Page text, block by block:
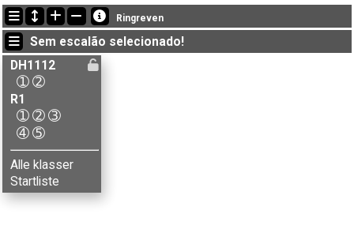
Últimas atualizações
14:27:44: Aksel Krogstie (R1-5) terminou com o tempo de 199:35 (21)
14:27:44: Hanne M. Jørgensen (R1-5) terminou com o tempo de 243:58 (27)
14:27:44: Leif M. Kjos (R1-5) terminou com o tempo de 213:17 (25)
Ringreven
Sem escalão selecionado!
DH1112
➀➁
R1
➀➁➂
➃➄
Alle klasser
Startliste